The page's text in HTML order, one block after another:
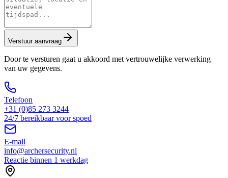
Verstuur aanvraag
Door te versturen gaat u akkoord met vertrouwelijke verwerking
van uw gegevens.
Telefoon
+31 (0)85 273 3244
24/7 bereikbaar voor spoed
E-mail
info@archersecurity.nl
Reactie binnen 1 werkdag